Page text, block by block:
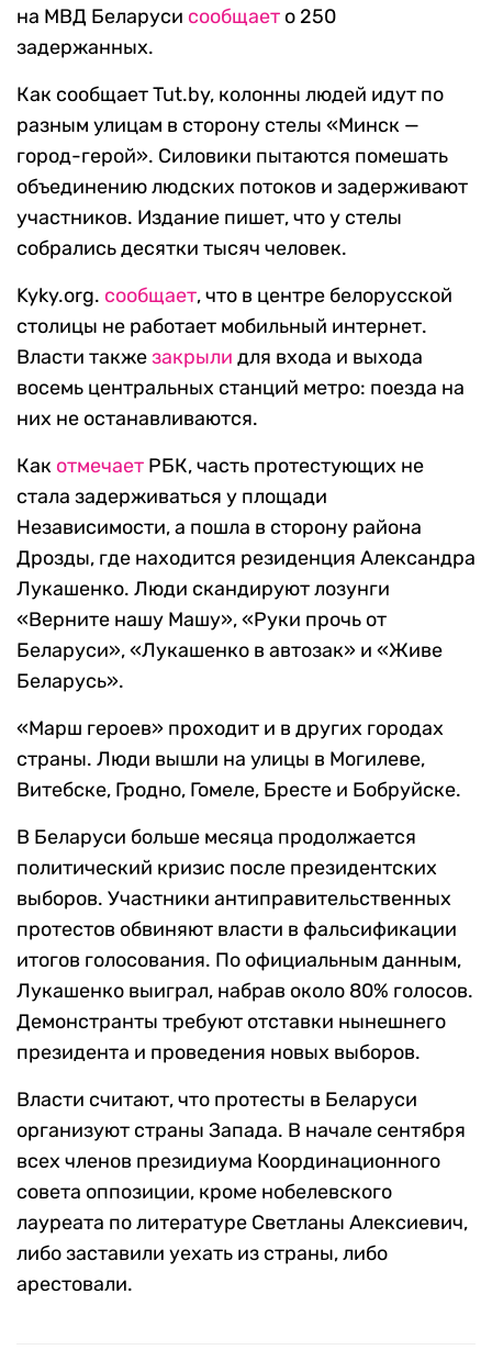
на МВД Беларуси сообщает о 250
задержанных.
Как сообщает Tut.by, колонны людей идут по
разным улицам в сторону стелы «Минск —
город-герой». Силовики пытаются помешать
объединению людских потоков и задерживают
участников. Издание пишет, что у стелы
собрались десятки тысяч человек.
Kyky.org. сообщает, что в центре белорусской
столицы не работает мобильный интернет.
Власти такжезакрыли для входа и выхода
восемь центральных станций метро: поезда на
них не останавливаются.
Как отмечает РБК, часть протестующих не
стала задерживаться у площади
Независимости, а пошла в сторону района
Дрозды, где находится резиденция Александра
Лукашенко. Люди скандируют лозунги
«Верните нашу Машу», «Руки прочь от
Беларуси», «Лукашенко в автозак» и «Живе
Беларусь».
«Марш героев» проходит и в других городах
страны. Люди вышли на улицы в Могилеве,
Витебске, Гродно, Гомеле, Бресте и Бобруйске.
В Беларуси больше месяца продолжается
политический кризис после президентских
выборов. Участники антиправительственных
протестов обвиняют власти в фальсификации
итогов голосования. По официальным данным,
Лукашенко выиграл, набрав около 80% голосов.
Демонстранты требуют отставки нынешнего
президента и проведения новых выборов.
Власти считают, что протесты в Беларуси
организуют страны Запада. В начале сентября
всех членов президиума Координационного
совета оппозиции, кроме нобелевского
лауреата по литературе Светланы Алексиевич,
либо заставили уехать из страны, либо
арестовали.